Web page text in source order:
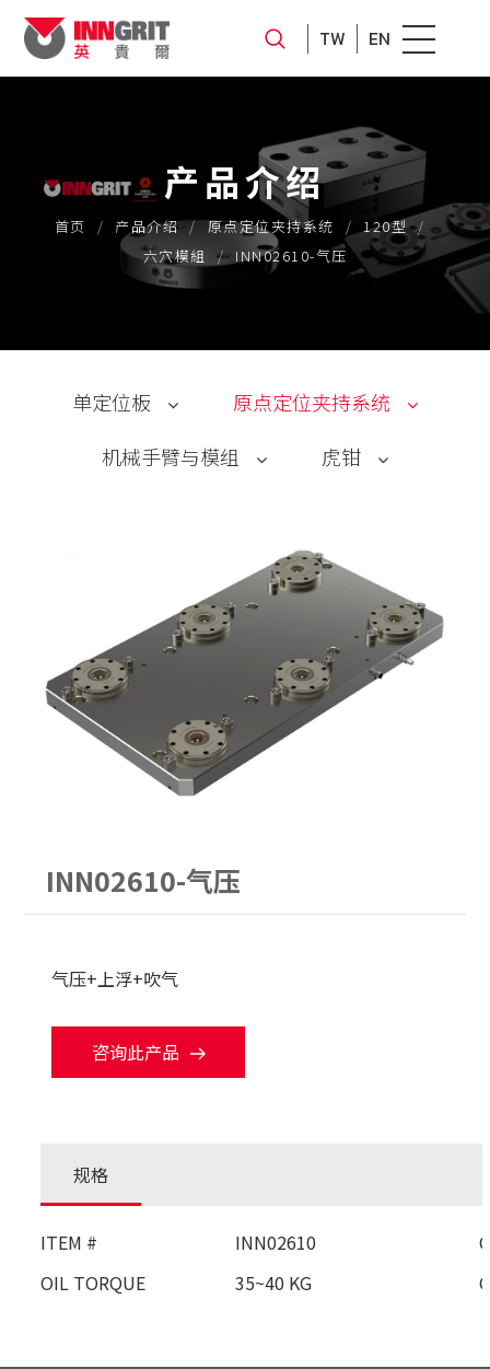
TW EN
产品介绍
首页 产品介绍 原点定位夹持系统
120型
六穴模組
INN02610-气压
单定位板
单定位Ｌ底板
三面锥塔
立柱
原点定位夹持系统
90型
150型
原点定位客制化
机械手臂与模组
30-60公斤
60-150公斤
机械手臂客制化
虎钳
手动求心虎钳
自动气压虎钳
虎钳配件
INN02610-气压
气压+上浮+吹气
咨询此产品
规格
ITEM # INN02610
OIL TORQUE
35~40 KG